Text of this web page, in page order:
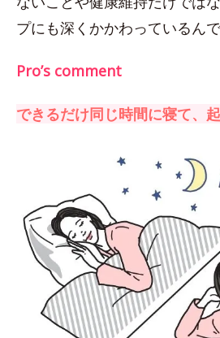
プにも深くかかわっているんで
Pro’s comment
できるだけ同じ時間に寝て、